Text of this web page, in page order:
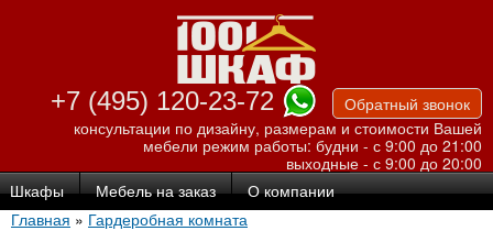
Перейти к
основному
содержанию
+7 (495) 120-23-72
Обратный звонок
консультации по дизайну, размерам и стоимости Вашей
мебели режим работы: будни - с 9:00 до 21:00
выходные - с 9:00 до 20:00
Шкафы Мебель на заказ О компании
Главная » Гардеробная комната